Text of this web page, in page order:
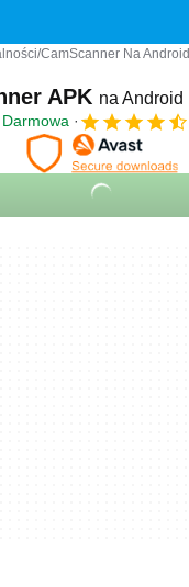
CamScanner Na Android
APK na Android
Darmowa